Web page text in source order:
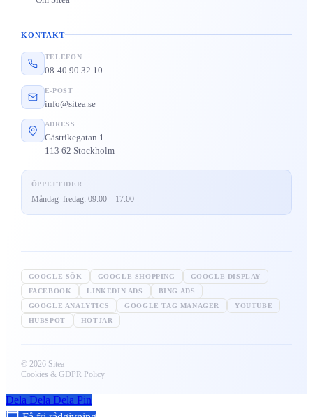
KONTAKT
TELEFON
08-40 90 32 10
E-POST
info@sitea.se
ADRESS
Gästrikegatan 1
113 62 Stockholm
ÖPPETTIDER
Måndag–fredag: 09:00 – 17:00
GOOGLE SÖK GOOGLE SHOPPING
GOOGLE DISPLAY
FACEBOOK
LINKEDIN ADS
BING ADS
GOOGLE ANALYTICS
GOOGLE TAG MANAGER
YOUTUBE
HUBSPOT
HOTJAR
© 2026 Sitea
Cookies & GDPR Policy
Dela Dela Dela Pin